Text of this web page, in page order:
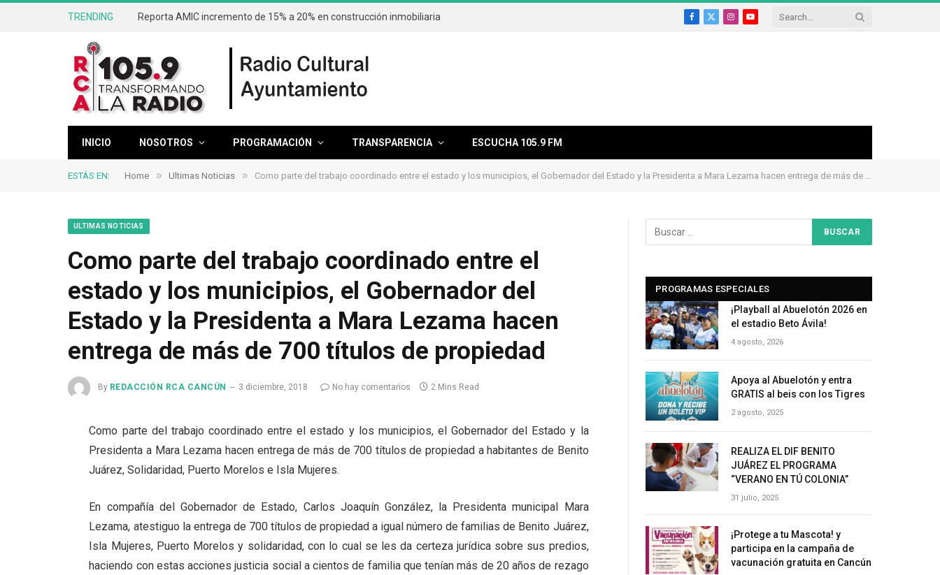
TRENDING Reporta AMIC incremento de 15% a 20% en construcción inmobiliaria
Facebook
X
InstagramYouTube
INICIO NOSOTROS PROGRAMACIÓN TRANSPARENCIA ESCUCHA 105.9 FM
ESTÁS EN: Home » Ultimas Noticias » Como parte del trabajo coordinado entre el estado y los municipios, el Gobernador del Estado y la Presidenta a Mara Lezama hacen entrega de más de 700 títulos de propiedad
ULTIMAS NOTICIAS
Como parte del trabajo coordinado entre el
estado y los municipios, el Gobernador del
Estado y la Presidenta a Mara Lezama hacen
entrega de más de 700 títulos de propiedad
By REDACCIÓN RCA CANCÚN 3 diciembre, 2018 No hay comentarios 2 Mins Read
Como parte del trabajo coordinado entre el estado y los municipios, el Gobernador del Estado y la
Presidenta a Mara Lezama hacen entrega de más de 700 títulos de propiedad a habitantes de Benito
Juárez, Solidaridad, Puerto Morelos e Isla Mujeres.
En compañía del Gobernador de Estado, Carlos Joaquín González, la Presidenta municipal Mara
Lezama, atestiguo la entrega de 700 títulos de propiedad a igual número de familias de Benito Juárez,
Isla Mujeres, Puerto Morelos y solidaridad, con lo cual se les da certeza jurídica sobre sus predios,
haciendo con estas acciones justicia social a cientos de familia que tenían más de 20 años de rezago
PROGRAMAS ESPECIALES
¡Playball al Abuelotón 2026 en
el estadio Beto Ávila!
4 agosto, 2026
Apoya al Abuelotón y entra
GRATIS al beis con los Tigres
2 agosto, 2025
REALIZA EL DIF BENITO
JUÁREZ EL PROGRAMA
“VERANO EN TÚ COLONIA”
31 julio, 2025
¡Protege a tu Mascota! y
participa en la campaña de
vacunación gratuita en Cancún